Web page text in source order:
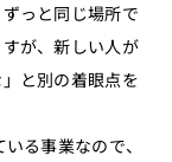
っと同じ場所で
が、新しい人が
と別の着眼点を
る事業なので、